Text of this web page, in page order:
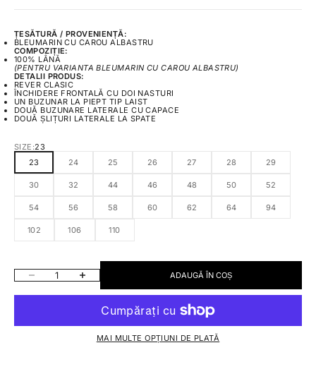
ȚESĂTURĂ / PROVENIENȚĂ:
BLEUMARIN CU CAROU ALBASTRU
COMPOZIȚIE:
100% LÂNĂ
(PENTRU VARIANTA BLEUMARIN CU CAROU ALBASTRU)
DETALII PRODUS:
REVER CLASIC
ÎNCHIDERE FRONTALĂ CU DOI NASTURI
UN BUZUNAR LA PIEPT TIP LAIST
DOUĂ BUZUNARE LATERALE CU CAPACE
DOUĂ ȘLIȚURI LATERALE LA SPATE
SIZE:23
23
24 25 26 27 28 29
30 32 44 46 48 50 52
54 56 58 60 62 64 94
102 106 110
SCADE CANTITATEACREȘTE CANTITATEA ADAUGĂ ÎN COȘ
MAI MULTE OPȚIUNI DE PLATĂ